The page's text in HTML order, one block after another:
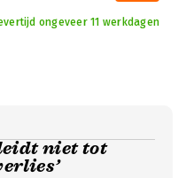
ongeveer 11 werkdagen
niet tot